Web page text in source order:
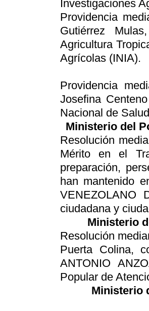
Investigaciones
Providencia
Gutiérrez
Agricultura
Agrícolas (INIA).
Providencia
Josefina
Nacional de
Ministerio del
Resolución
Mérito en el
preparación,
han mantenido
VENEZOLANO
ciudadana y
Ministerio
Resolución
Puerta Colina,
ANTONIO
Popular de
Ministerio